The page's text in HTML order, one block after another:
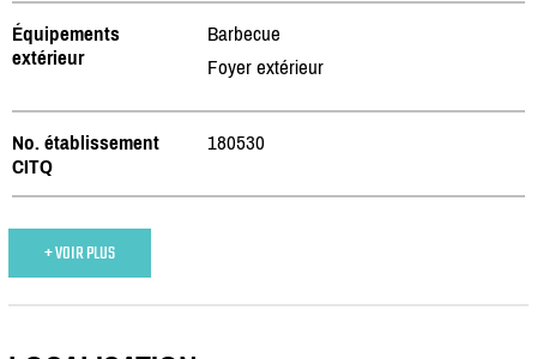
Équipements
extérieur
Barbecue
Foyer extérieur
No. établissement
CITQ
180530
+ VOIR PLUS